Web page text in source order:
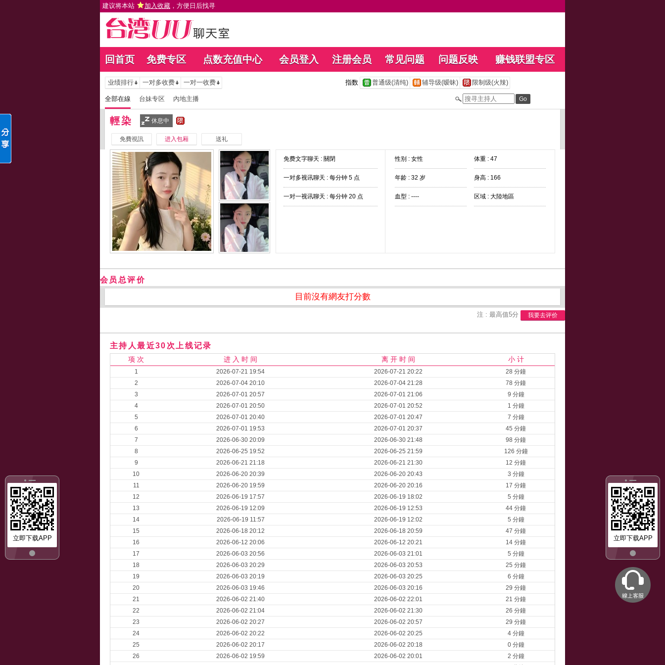
建议将本站 加入收藏 ，方便日后找寻
回首页 免费专区 点数充值中心 会员登入 注册会员 常见问题 问题反映 赚钱联盟专区
立即下载APP
立即下载APP
业绩排行 一对多收费 一对一收费 指数 普通级(清纯) 辅导级(暧昧) 限制级(火辣)
全部在線 台妹专区 內地主播
輕染 休息中
免費視訊 进入包厢 送礼
免费文字聊天 : 關閉
一对多视讯聊天 : 每分钟 5 点
一对一视讯聊天 : 每分钟 20 点
性别 : 女性 体重 : 47
年龄 : 32 岁 身高 : 166
血型 : ---- 区域 : 大陸地區
会员总评价
目前沒有網友打分數
注 : 最高值5分 我要去评价
主持人最近30次上线记录
项 次 进 入 时 间 离 开 时 间 小 计
1 2026-07-21 19:54 2026-07-21 20:22
28 分鐘
2
2026-07-04 20:10 2026-07-04 21:28
78 分鐘
3
2026-07-01 20:57 2026-07-01 21:06
9 分鐘
4
2026-07-01 20:50 2026-07-01 20:52
1 分鐘
5
2026-07-01 20:40 2026-07-01 20:47
7 分鐘
6
2026-07-01 19:53 2026-07-01 20:37
45 分鐘
7
2026-06-30 20:09 2026-06-30 21:48
98 分鐘
8
2026-06-25 19:52 2026-06-25 21:59
126 分鐘
9
2026-06-21 21:18 2026-06-21 21:30
12 分鐘
10
2026-06-20 20:39 2026-06-20 20:43
3 分鐘
11
2026-06-20 19:59 2026-06-20 20:16
17 分鐘
12
2026-06-19 17:57 2026-06-19 18:02
5 分鐘
13
2026-06-19 12:09 2026-06-19 12:53
44 分鐘
14
2026-06-19 11:57 2026-06-19 12:02
5 分鐘
15
2026-06-18 20:12 2026-06-18 20:59
47 分鐘
16
2026-06-12 20:06 2026-06-12 20:21
14 分鐘
17
2026-06-03 20:56 2026-06-03 21:01
5 分鐘
18
2026-06-03 20:29 2026-06-03 20:53
25 分鐘
19
2026-06-03 20:19 2026-06-03 20:25
6 分鐘
20
2026-06-03 19:46 2026-06-03 20:16
29 分鐘
21
2026-06-02 21:40 2026-06-02 22:01
21 分鐘
22
2026-06-02 21:04 2026-06-02 21:30
26 分鐘
23
2026-06-02 20:27 2026-06-02 20:57
29 分鐘
24
2026-06-02 20:22 2026-06-02 20:25
4 分鐘
25
2026-06-02 20:17 2026-06-02 20:18
0 分鐘
26
2026-06-02 19:59 2026-06-02 20:01
2 分鐘